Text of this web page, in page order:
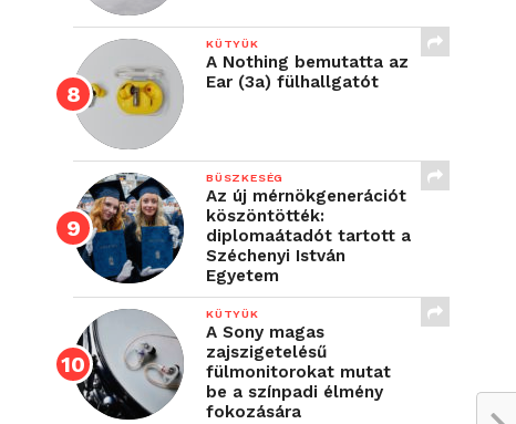
KÜTYÜK
A Nothing bemutatta az
Ear (3a) fülhallgatót
BÜSZKESÉG
Az új mérnökgenerációt
köszöntötték:
diplomaátadót tartott a
Széchenyi István
Egyetem
KÜTYÜK
A Sony magas
zajszigetelésű
fülmonitorokat mutat
be a színpadi élmény
fokozására